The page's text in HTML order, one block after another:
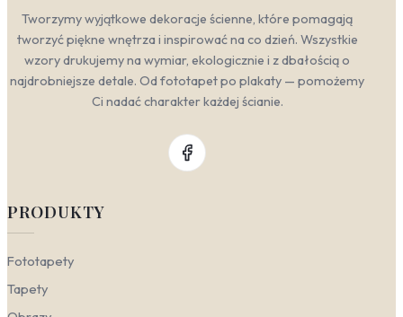
Tworzymy wyjątkowe dekoracje ścienne, które pomagają
tworzyć piękne wnętrza i inspirować na co dzień. Wszystkie
wzory drukujemy na wymiar, ekologicznie i z dbałością o
najdrobniejsze detale. Od fototapet po plakaty — pomożemy
Ci nadać charakter każdej ścianie.
PRODUKTY
Fototapety
Tapety